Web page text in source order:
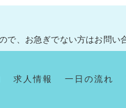
、お急ぎでない方はお問い
求人情報 一日の流れ